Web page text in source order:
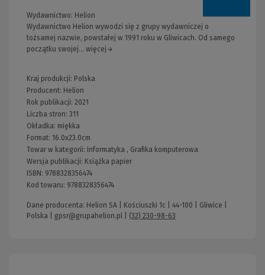
Wydawnictwo: Helion
Wydawnictwo Helion wywodzi się z grupy wydawniczej o
tożsamej nazwie, powstałej w 1991 roku w Gliwicach. Od samego
początku swojej... więcej→
Kraj produkcji: Polska
Producent: Helion
Rok publikacji: 2021
Liczba stron: 311
Okładka: miękka
Format: 16.0x23.0cm
Towar w kategorii: Informatyka , Grafika komputerowa
Wersja publikacji: Książka papier
ISBN: 9788328356474
Kod towaru: 9788328356474
Dane producenta: Helion SA | Kościuszki 1c | 44-100 | Gliwice |
Polska | gpsr@grupahelion.pl (32) 230-98-63